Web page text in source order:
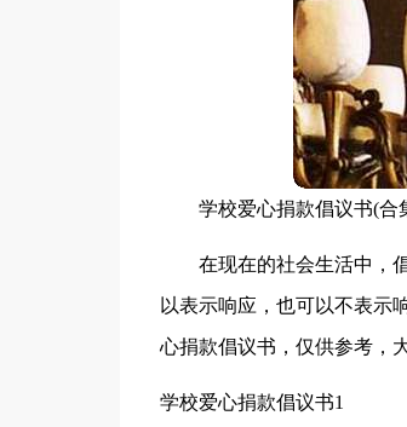
学校爱心捐款倡议书(合
在现在的社会生活中，
以表示响应，也可以不表示
心捐款倡议书，仅供参考，
学校爱心捐款倡议书1